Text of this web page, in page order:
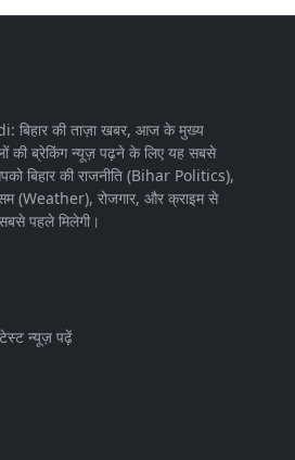
बिहार की ताज़ा खबर, आज के मुख्य
की ब्रेकिंग न्यूज़ पढ़ने के लिए यह सबसे
बिहार की राजनीति (Bihar Politics),
(Weather), रोजगार, और क्राइम से
पहले मिलेगी।
न्यूज़ पढ़ें